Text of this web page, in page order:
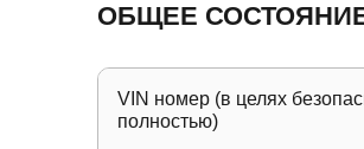
ОБЩЕЕ
VIN номер (в целях
полностью)